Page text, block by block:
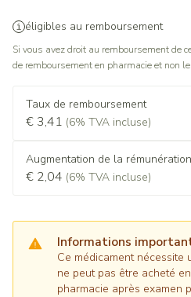
éligibles au remboursement
Si vous avez droit au remboursement de
de remboursement en pharmacie et non
Taux de remboursement
€ 3,41 (6% TVA incluse)
Augmentation de la rémunération
€ 2,04 (6% TVA incluse)
Informations
Ce médicament nécessite
ne peut pas être acheté
pharmacie après examen